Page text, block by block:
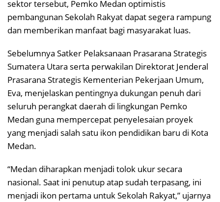
sektor tersebut, Pemko Medan optimistis
pembangunan Sekolah Rakyat dapat segera rampung
dan memberikan manfaat bagi masyarakat luas.
Sebelumnya Satker Pelaksanaan Prasarana Strategis
Sumatera Utara serta perwakilan Direktorat Jenderal
Prasarana Strategis Kementerian Pekerjaan Umum,
Eva, menjelaskan pentingnya dukungan penuh dari
seluruh perangkat daerah di lingkungan Pemko
Medan guna mempercepat penyelesaian proyek
yang menjadi salah satu ikon pendidikan baru di Kota
Medan.
“Medan diharapkan menjadi tolok ukur secara
nasional. Saat ini penutup atap sudah terpasang, ini
menjadi ikon pertama untuk Sekolah Rakyat,” ujarnya